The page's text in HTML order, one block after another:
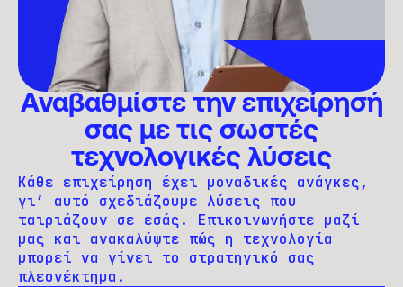
Αναβαθμίστε την επιχείρησή
σας με τις σωστές
τεχνολογικές λύσεις
Κάθε επιχείρηση έχει μοναδικές ανάγκες,
γι’ αυτό σχεδιάζουμε λύσεις που
ταιριάζουν σε εσάς. Επικοινωνήστε μαζί
μας και ανακαλύψτε πώς η τεχνολογία
μπορεί να γίνει το στρατηγικό σας
πλεονέκτημα.